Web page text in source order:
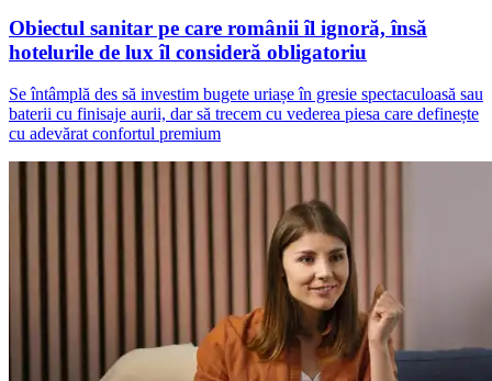
Obiectul sanitar pe care românii îl ignoră, însă
hotelurile de lux îl consideră obligatoriu
Se întâmplă des să investim bugete uriașe în gresie spectaculoasă sau
baterii cu finisaje aurii, dar să trecem cu vederea piesa care definește
cu adevărat confortul premium